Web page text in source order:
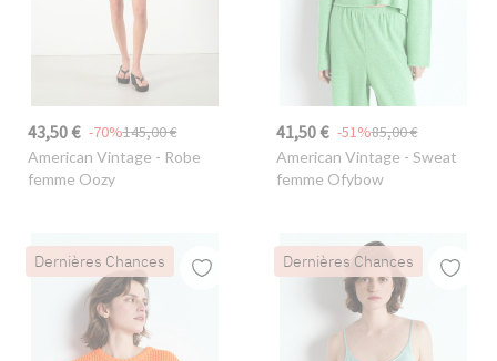
43,50 € 145,00 €
-70%
American Vintage - Robe
femme Oozy
41,50 € 85,00 €
-51%
American Vintage - Sweat
femme Ofybow
Dernières Chances Dernières Chances